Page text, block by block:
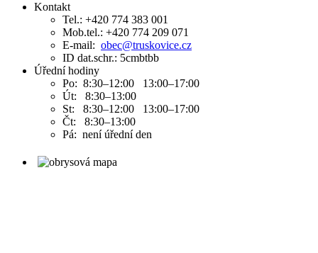
Kontakt
Tel.: +420 774 383 001
Mob.tel.: +420 774 209 071
E-mail: obec@truskovice.cz
ID dat.schr.: 5cmbtbb
Úřední hodiny
Po: 8:30–12:00 13:00–17:00
Út: 8:30–13:00
St: 8:30–12:00 13:00–17:00
Čt: 8:30–13:00
Pá: není úřední den